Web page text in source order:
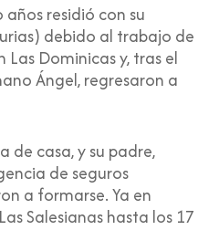
años residió con su
debido al trabajo de
Las Dominicas y, tras el
Ángel, regresaron a
de casa, y su padre,
de seguros
a formarse. Ya en
Salesianas hasta los 17